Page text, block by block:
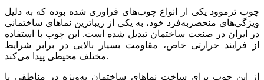
چوب ترموود یکی از انواع چوب‌های فراوری شده بوده که به دلیل
ویژگی‌های منحصربه‌فرد خود، به یکی از زیباترین نماهای ساختمانی
در ایران در صنعت ساختمان تبدیل شده است. این چوب با استفاده
از فرایند حرارتی خاص، مقاومت بسیار بالایی در برابر شرایط
مختلف محیطی پیدا می‌کند.
از این چوب برای ساخت نماهای ساختمان به‌ویژه در مناطقی با